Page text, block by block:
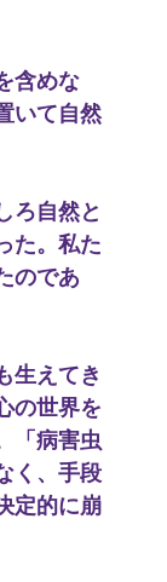
含めな
いて自然
ろ自然と
た。私た
のであ
生えてき
の世界を
「病害虫
く、手段
定的に崩